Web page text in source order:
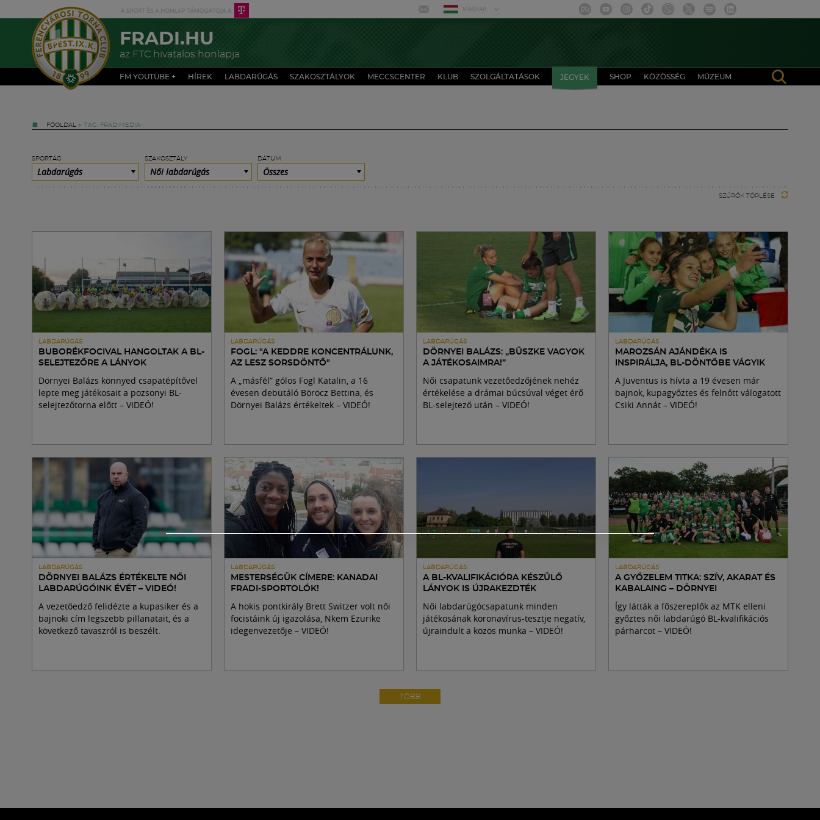
MAGYAR
FRADI.HU
az FTC hivatalos honlapja
FM YOUTUBE + HÍREK LABDARÚGÁS SZAKOSZTÁLYOK MECCSCENTER KLUB SZOLGÁLTATÁSOK JEGYEK SHOP KÖZÖSSÉG MÚZEUM
FŐOLDAL » TAG: FRADIMEDIA
SPORTÁG
Labdarúgás
SZAKOSZTÁLY
Női labdarúgás
DÁTUM
Összes
SZŰRŐK TÖRLÉSE
LABDARÚGÁS
BUBORÉKFOCIVAL HANGOLTAK A BL-
SELEJTEZŐRE A LÁNYOK
Dörnyei Balázs könnyed csapatépítővel
lepte meg játékosait a pozsonyi BL-
selejtezőtorna előtt – VIDEÓ!
LABDARÚGÁS
FOGL: "A KEDDRE KONCENTRÁLUNK,
AZ LESZ SORSDÖNTŐ"
A „másfél” gólos Fogl Katalin, a 16
évesen debütáló Böröcz Bettina, és
Dörnyei Balázs értékeltek – VIDEÓ!
LABDARÚGÁS
DÖRNYEI BALÁZS: „BÜSZKE VAGYOK
A JÁTÉKOSAIMRA!”
Női csapatunk vezetőedzőjének nehéz
értékelése a drámai búcsúval véget érő
BL-selejtező után – VIDEÓ!
LABDARÚGÁS
MAROZSÁN AJÁNDÉKA IS
INSPIRÁLJA, BL-DÖNTŐBE VÁGYIK
A Juventus is hívta a 19 évesen már
bajnok, kupagyőztes és felnőtt válogatott
Csiki Annát – VIDEÓ!
LABDARÚGÁS
DÖRNYEI BALÁZS ÉRTÉKELTE NŐI
LABDARÚGÓINK ÉVÉT – VIDEÓ!
A vezetőedző felidézte a kupasiker és a
bajnoki cím legszebb pillanatait, és a
következő tavaszról is beszélt.
LABDARÚGÁS
MESTERSÉGÜK CÍMERE: KANADAI
FRADI-SPORTOLÓK!
A hokis pontkirály Brett Switzer volt női
focistáink új igazolása, Nkem Ezurike
idegenvezetője – VIDEÓ!
LABDARÚGÁS
A BL-KVALIFIKÁCIÓRA KÉSZÜLŐ
LÁNYOK IS ÚJRAKEZDTÉK
Női labdarúgócsapatunk minden
játékosának koronavírus-tesztje negatív,
újraindult a közös munka – VIDEÓ!
LABDARÚGÁS
A GYŐZELEM TITKA: SZÍV, AKARAT ÉS
KABALAING – DÖRNYEI
Így látták a főszereplők az MTK elleni
győztes női labdarúgó BL-kvalifikációs
párharcot – VIDEÓ!
TÖBB